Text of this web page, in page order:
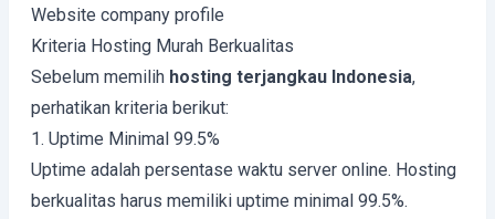
Website company profile
Kriteria Hosting Murah Berkualitas
Sebelum memilih hosting terjangkau Indonesia,
perhatikan kriteria berikut:
1. Uptime Minimal 99.5%
Uptime adalah persentase waktu server online. Hosting
berkualitas harus memiliki uptime minimal 99.5%.